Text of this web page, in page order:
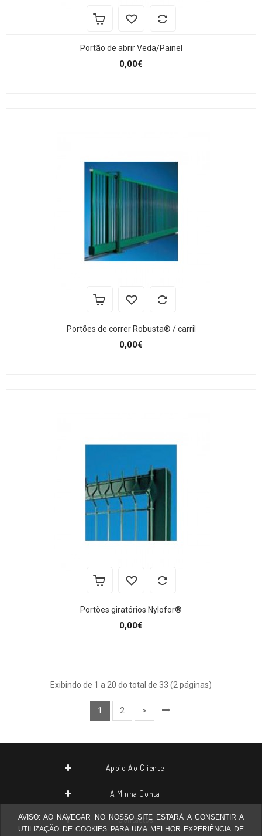
Portão de abrir Veda/Painel
0,00€
Portões de correr Robusta® / carril
0,00€
Portões giratórios Nylofor®
0,00€
Exibindo de 1 a 20 do total de 33 (2 páginas)
1 2 >
AVISO: AO NAVEGAR NO NOSSO SITE ESTARÁ A CONSENTIR A
UTILIZAÇÃO DE COOKIES PARA UMA MELHOR EXPERIÊNCIA DE
Apoio Ao Cliente
A Minha Conta
Contactos